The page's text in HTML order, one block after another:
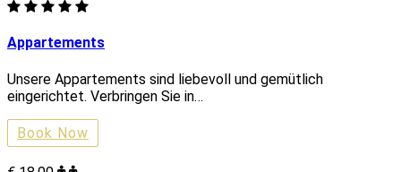
Appartements
Unsere Appartements sind liebevoll und gemütlich
eingerichtet. Verbringen Sie in…
Book Now